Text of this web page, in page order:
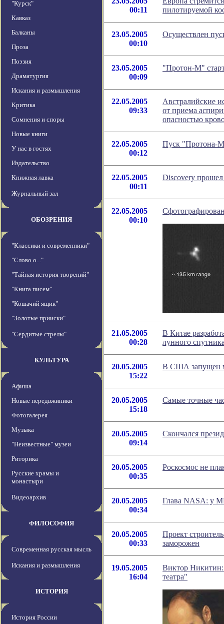
"Курск"
Кавказ
Балканы
Проза
Поэзия
Драматургия
Искания и размышления
Критика
Сомнения и споры
Новые книги
У нас в гостях
Издательство
Книжная лавка
Журнальный зал
ОБОЗРЕНИЯ
"Классики и современники"
"Слово о..."
"Тайная история творений"
"Книга писем"
"Кошачий ящик"
"Золотые прииски"
"Сердитые стрелы"
КУЛЬТУРА
Афиша
Новые передвжиники
Фотогалерея
Музыка
"Неизвестные" музеи
Риторика
Русские храмы и
монастыри
Видеоархив
ФИЛОСОФИЯ
Современная русская мысль
Искания и размышления
ИСТОРИЯ
История России
00:11
пилотируемой
23.05.2005
00:10
Осуществлен
23.05.2005
00:09
"Протон-М"
22.05.2005
09:33
Австралийские
от приема
опасностью
22.05.2005
00:12
Пуск "Протона-
22.05.2005
00:11
Discovery прошел
22.05.2005
00:10
21.05.2005
00:28
В Китае
лунного
20.05.2005
15:22
В США запущен
20.05.2005
15:18
Самые точные
20.05.2005
09:14
Скончался
20.05.2005
00:35
Роскосмос не
20.05.2005
00:34
Глава NASA: у
20.05.2005
00:33
Проект
заморожен
19.05.2005
16:04
Виктор Никитин:
театра"